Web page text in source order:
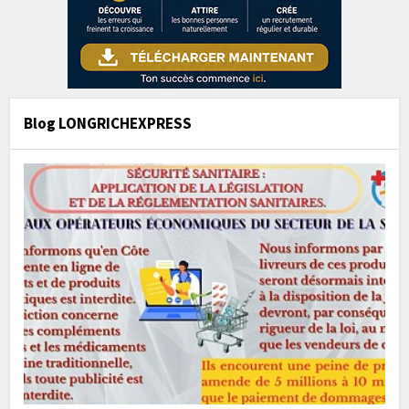
Blog LONGRICHEXPRESS